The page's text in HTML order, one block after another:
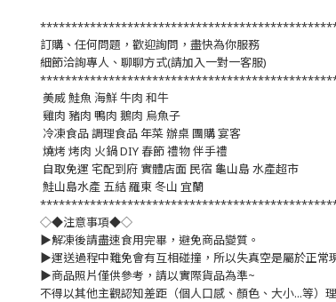
訂購、任何問題，歡迎詢問，盡快為你服務
細節洽詢專人、聊聊方式(請加入一對一客服)
美威 鮭魚 海鮮 牛肉 和牛
雞肉 豬肉 鴨肉 鵝肉 烏魚子
冷凍食品 調理食品 年菜 辦桌 團購 宴客
燒烤 烤肉 火鍋 DIY 春節 禮物 伴手禮
自取免運 宅配到府 實體店面 民宿 龜山島 水產超市
鮭山島水產 五結 羅東 冬山 宜蘭
◇◆注意事項◆◇
▶️解凍後請盡速食用完畢，避免商品變質。
▶️運送過程中難免會有互相碰撞，所以失真空是屬於正常
▶️商品照片僅供參考，請以實際貨品為準~
不得以其他主觀認知差距（個人口感、顏色、大小...等）